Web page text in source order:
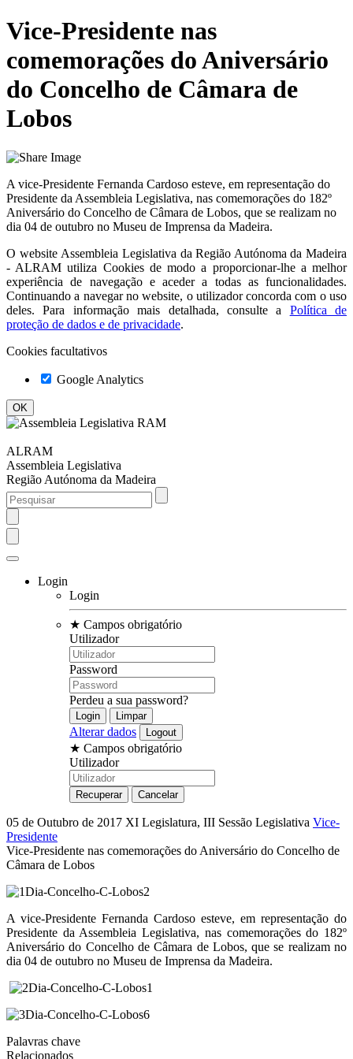
Vice-Presidente nas
comemorações do Aniversário
do Concelho de Câmara de
Lobos
A vice-Presidente Fernanda Cardoso esteve, em representação do
Presidente da Assembleia Legislativa, nas comemorações do 182º
Aniversário do Concelho de Câmara de Lobos, que se realizam no
dia 04 de outubro no Museu de Imprensa da Madeira.
O website Assembleia Legislativa da Região Autónoma da Madeira
- ALRAM utiliza Cookies de modo a proporcionar-lhe a melhor
experiência de navegação e aceder a todas as funcionalidades.
Continuando a navegar no website, o utilizador concorda com o uso
deles. Para informação mais detalhada, consulte a
Política de
proteção de dados e de privacidade.
Cookies facultativos
Google Analytics
ALRAM
Assembleia Legislativa
Região Autónoma da Madeira
Login
Login
★ Campos obrigatório
Utilizador
Password
Perdeu a sua password?
Alterar dados
★ Campos obrigatório
Utilizador
05 de Outubro de 2017 XI Legislatura, III Sessão Legislativa Vice-
Presidente
Vice-Presidente nas comemorações do Aniversário do Concelho de
Câmara de Lobos
A vice-Presidente Fernanda Cardoso esteve, em representação do
Presidente da Assembleia Legislativa, nas comemorações do 182º
Aniversário do Concelho de Câmara de Lobos, que se realizam no
dia 04 de outubro no Museu de Imprensa da Madeira.
Palavras chave
Relacionados